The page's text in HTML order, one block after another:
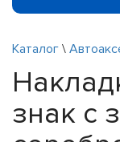
Каталог \
знак с